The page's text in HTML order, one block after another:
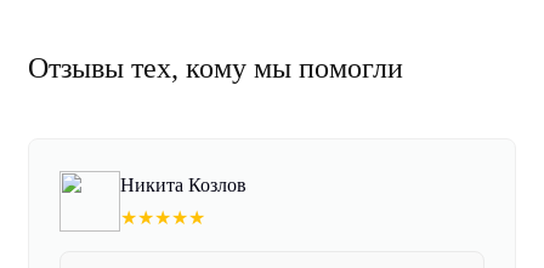
Отзывы тех, кому мы помогли
Никита Козлов
★★★★★